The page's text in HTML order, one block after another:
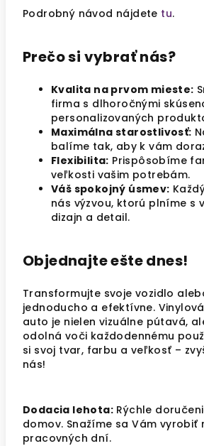
Podrobný návod nájdete tu.
Prečo si vybrať nás?
Kvalita na prvom mieste:
firma s dlhoročnými
personalizovaných
Maximálna starostlivosť:
balíme tak, aby k vám
Flexibilita: Prispôsobíme
veľkosti vašim potrebám.
Váš spokojný úsmev:
nás výzvou, ktorú plníme s
dizajn a detail.
Objednajte ešte dnes!
Transformujte svoje vozidlo
jednoducho a efektívne.
auto je nielen vizuálne pútavá,
odolná voči každodennému
si svoj tvar, farbu a veľkosť –
nás!
Dodacia lehota: Rýchle
domov. Snažíme sa Vám vyrobiť
pracovných dní.